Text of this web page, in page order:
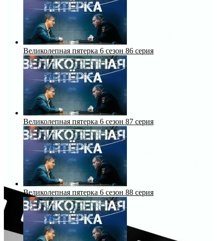
Великолепная пятерка 6 сезон 86 серия
Великолепная пятерка 6 сезон 87 серия
Великолепная пятерка 6 сезон 88 серия